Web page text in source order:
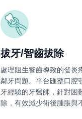
拔牙/智齒拔除
處理阻生智齒導致的發炎
鄰牙問題。平台匯整口腔
牙經驗的牙醫師，針對困
除，有效減少術後腫脹與